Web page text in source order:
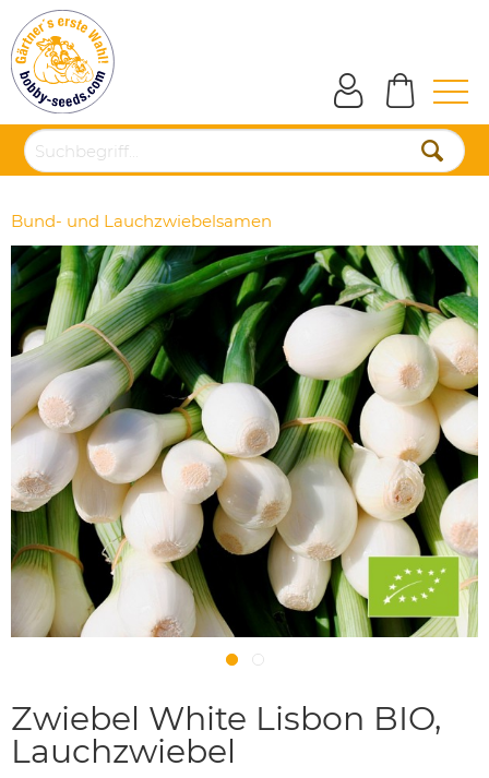
Bund- und Lauchzwiebelsamen
Zwiebel White Lisbon BIO,
Lauchzwiebel